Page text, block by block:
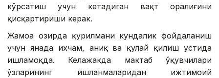
кўрсатиш учун кетадиган вақт оралиғини
қисқартириши керак.
Жамоа ҳозирда қурилмани кундалик фойдаланиш
учун янада ихчам, аниқ ва қулай қилиш устида
ишламоқда. Келажакда мактаб ўқувчилари
ўзларининг ишланмаларидан ижтимоий